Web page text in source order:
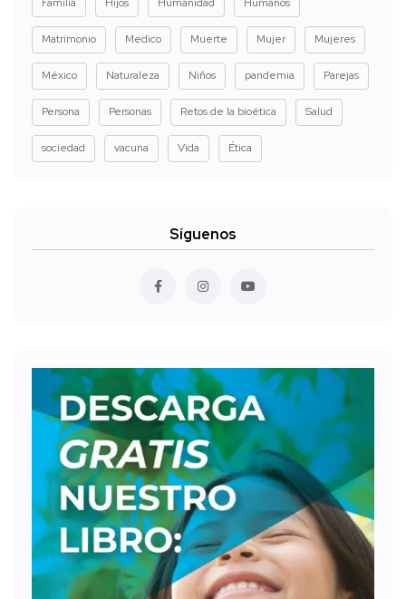
Matrimonio Medico Muerte Mujer Mujeres
México Naturaleza Niños pandemia Parejas
Persona Personas Retos de la bioética Salud
sociedad vacuna Vida Ética
Síguenos